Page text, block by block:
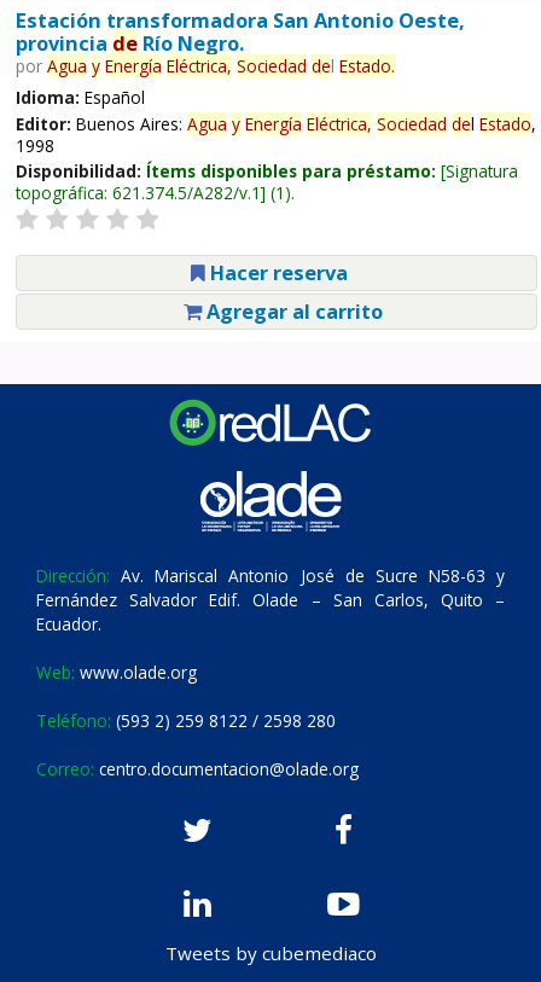
Estación transformadora San Antonio Oeste,
provincia deRío Negro.
por Agua y Energía Eléctrica, Sociedad del Estado.
Idioma: Español
Editor: Buenos Aires: Agua y Energía Eléctrica, Sociedad del Estado,
1998
Disponibilidad: Ítems disponibles para préstamo: Signatura
topográfica: 621.374.5/A282/v.1 (1).
Hacer reserva
Agregar al carrito
Dirección: Av. Mariscal Antonio José de Sucre N58-63 y
Fernández Salvador Edif. Olade – San Carlos, Quito –
Ecuador.
Web: www.olade.org
Teléfono: (593 2) 259 8122 / 2598 280
Correo: centro.documentacion@olade.org
Tweets by cubemediaco